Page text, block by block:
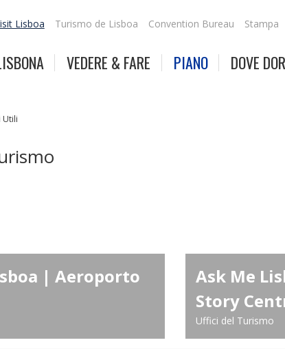
Lisboa Turismo de Lisboa Convention Bureau Stampa
VEDERE & FARE PIANO DOVE
Utili
| Aeroporto
Ask Me
Story
Uffici del Turismo